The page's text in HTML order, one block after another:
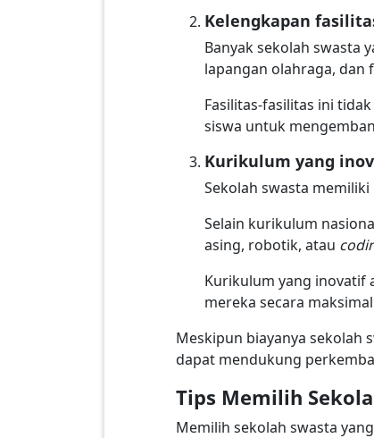
Kelengkapan
Banyak sekolah swasta
lapangan olahraga, dan
Fasilitas-fasilitas ini
siswa untuk
Kurikulum yang
Sekolah swasta
Selain kurikulum
asing, robotik, atau
Kurikulum yang inovatif
mereka secara
Meskipun biayanya sekolah
dapat mendukung
Tips Memilih
Memilih sekolah swasta